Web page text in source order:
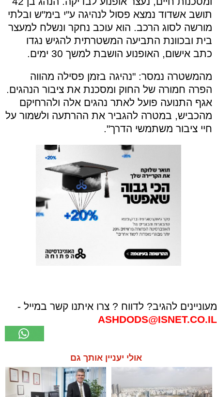
תושב אשדוד נמצא פסול לנהיגה ע"י בימ"ש ובלתי
מורשה לסוג הרכב. הוא עוכב נחקר ונשלח למעצר
בית ובכוונת התביעה המשטרתית להגיש נגדו
כתב אישום, האופנוע הושבת למשך 30 ימים.
מהמשטרה נמסר: "נהיגה בזמן פסילה מהווה
הפרה חמורה של החוק ומסכנת את ציבור הנהגים.
אגף התנועה פועל לאתר נהגים אלה ולהרחיקם
מהכביש, במטרה להגביר את ההרתעה ולשמור על
חיי ציבור משתמשי הדרך".
מעוניינים להגיב? לדווח ? צרו איתנו קשר במייל -
ASHDODS@ISNET.CO.IL
אולי יעניין אותך גם